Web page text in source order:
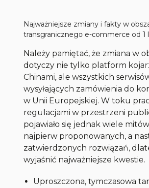
Najważniejsze zmiany i fakty w
transgranicznego e-commerce od 1
Należy pamiętać, że zmiana w
dotyczy nie tylko platform
Chinami, ale wszystkich
wysyłających zamówienia do
w Unii Europejskiej. W toku
regulacjami w przestrzeni
pojawiało się jednak wiele
najpierw proponowanych, a
zatwierdzonych rozwiązań,
wyjaśnić najważniejsze kwestie.
Uproszczona, tymczasowa